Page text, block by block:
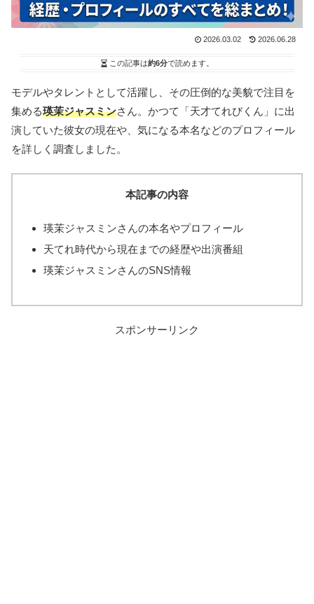
2026.03.02 2026.06.28
この記事は約6分で読めます。
モデルやタレントとして活躍し、その圧倒的な美貌で注目を
集める瑛茉ジャスミンさん。かつて「天才てれびくん」に出
演していた彼女の現在や、気になる本名などのプロフィール
を詳しく調査しました。
本記事の内容
瑛茉ジャスミンさんの本名やプロフィール
天てれ時代から現在までの経歴や出演番組
瑛茉ジャスミンさんのSNS情報
スポンサーリンク